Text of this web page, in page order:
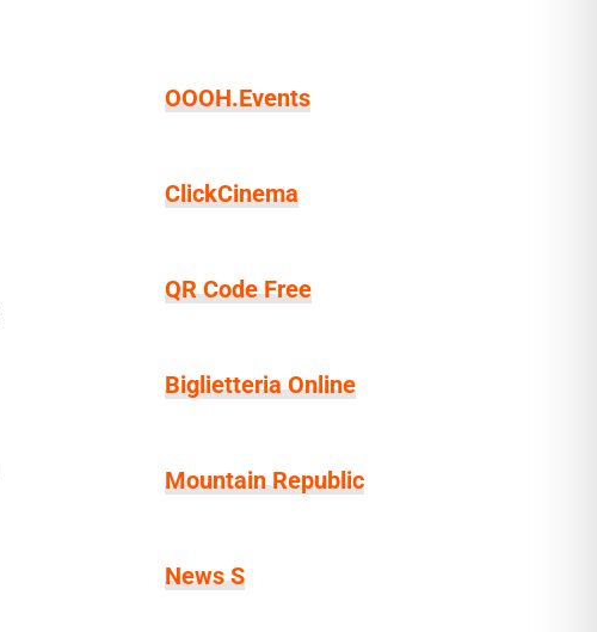
OOOH.Events
ClickCinema
QR Code Free
Biglietteria Online
Mountain Republic
News S